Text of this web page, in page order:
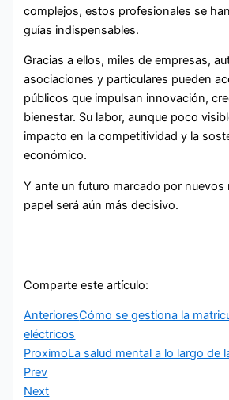
complejos, estos profesionales se
guías indispensables.
Gracias a ellos, miles de empresas,
asociaciones y particulares pueden
públicos que impulsan innovación,
bienestar. Su labor, aunque poco
impacto en la competitividad y la
económico.
Y ante un futuro marcado por nuevos
papel será aún más decisivo.
Comparte este artículo:
AnterioresCómo se gestiona la
eléctricos
ProximoLa salud mental a lo largo de
Prev
Next